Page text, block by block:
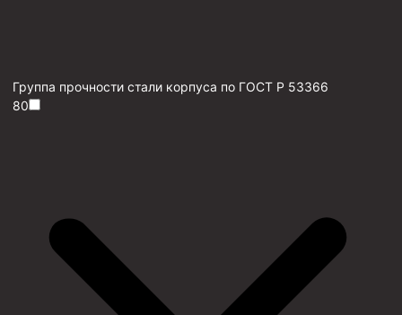
Группа прочности стали корпуса по ГОСТ Р 53366
80